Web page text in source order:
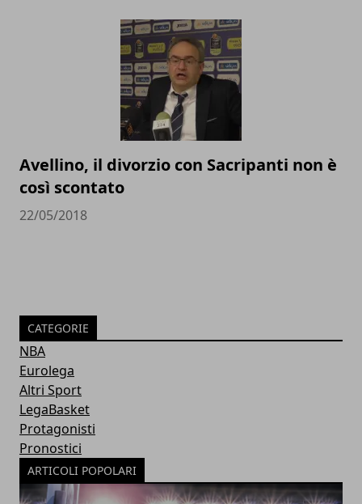
Avellino, il divorzio con Sacripanti non è
così scontato
22/05/2018
CATEGORIE
NBA
Eurolega
Altri Sport
LegaBasket
Protagonisti
Pronostici
ARTICOLI POPOLARI